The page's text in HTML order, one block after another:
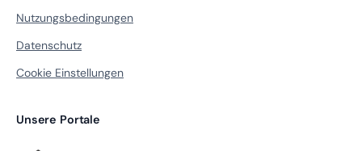
Nutzungsbedingungen
Datenschutz
Cookie Einstellungen
Unsere Portale